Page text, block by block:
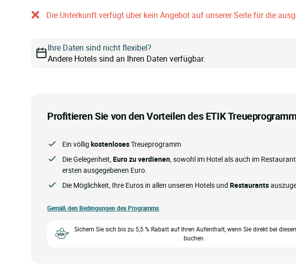
Die Unterkunft verfügt über kein Angebot auf unserer Seite für die
Ihre Daten sind nicht flexibel?
Andere Hotels sind an Ihren Daten verfügbar.
Profitieren Sie von den Vorteilen des ETIK
Ein völlig kostenlosesTreueprogramm
Die Gelegenheit,Euro zu verdienen, sowohl im Hotel als auch im
ersten ausgegebenen Euro.
Die Möglichkeit, Ihre Euros in allen unseren Hotels und Restaurants
Gemäß den Bedingungen des Programms
Sichern Sie sich bis zu 5,5 % Rabatt auf Ihren Aufenthalt, wenn Sie direkt bei
buchen.